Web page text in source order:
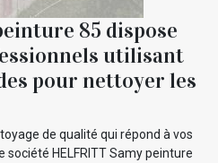
85 dispose
utilisant
pour nettoyer les
de qualité qui répond à vos
HELFRITT Samy peinture